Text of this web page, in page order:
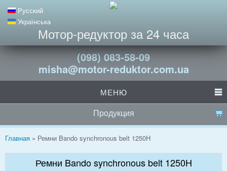
Русский
Українська
Мотор-редуктор за 24 часа
(098) 083-58-09
misha@motor-reduktor.com.ua
МЕНЮ
Продукция
Вы здесь
Главная » Ремни Bando synchronous belt 1250H
Ремни Bando synchronous belt 1250H